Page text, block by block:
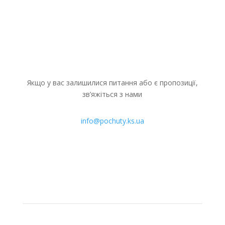
Якщо у вас залишилися питання або є пропозиції,
зв’яжіться з нами
info@pochuty.ks.ua